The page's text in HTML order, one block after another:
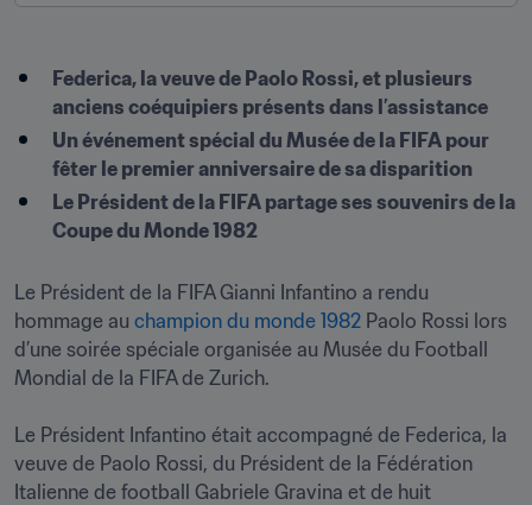
Federica, la veuve de Paolo Rossi, et plusieurs
anciens coéquipiers présents dans l’assistance
Un événement spécial du Musée de la FIFA pour
fêter le premier anniversaire de sa disparition
Le Président de la FIFA partage ses souvenirs de la
Coupe du Monde 1982
Le Président de la FIFA Gianni Infantino a rendu
hommage au champion du monde 1982 Paolo Rossi lors
d’une soirée spéciale organisée au Musée du Football
Mondial de la FIFA de Zurich.
Le Président Infantino était accompagné de Federica, la
veuve de Paolo Rossi, du Président de la Fédération
Italienne de football Gabriele Gravina et de huit